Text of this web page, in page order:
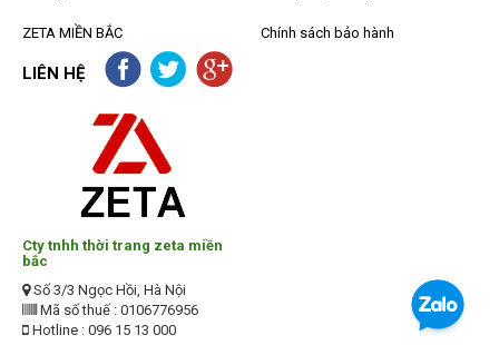
ZETA MIỀN BẮC Chính sách bảo hành
LIÊN HỆ
Cty tnhh thời trang zeta miền
bắc
Số 3/3 Ngọc Hồi, Hà Nội
Mã số thuế : 0106776956
Hotline : 096 15 13 000